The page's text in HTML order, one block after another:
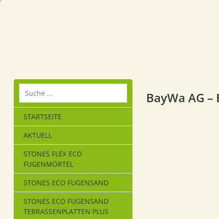
STARTSEITE
AKTUELL
STONES FLEX ECO
FUGENMÖRTEL
STONES ECO FUGENSAND
STONES ECO FUGENSAND
TERRASSENPLATTEN PLUS
BayWa AG